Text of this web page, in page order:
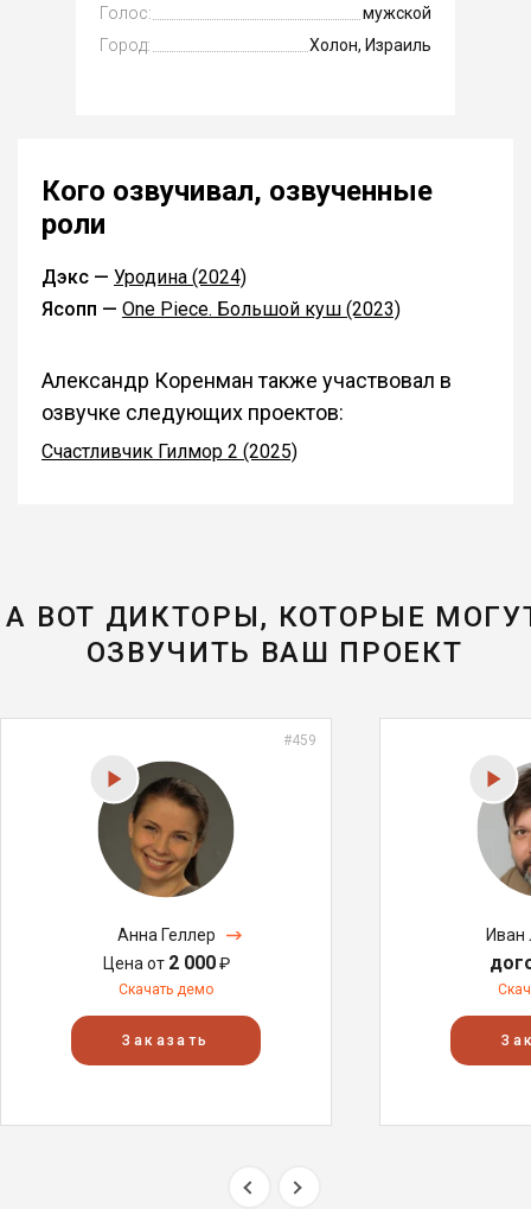
Голос:
мужской
Город:
Холон, Израиль
Кого озвучивал, озвученные
роли
Дэкс — Уродина (2024)
Ясопп — One Piece. Большой куш (2023)
Александр Коренман также участвовал в
озвучке следующих проектов:
Счастливчик Гилмор 2 (2025)
А ВОТ ДИКТОРЫ, КОТОРЫЕ
ОЗВУЧИТЬ ВАШ ПРОЕКТ
#459
Анна Геллер
Цена от 2 000₽
Скачать демо
Заказать
Иван